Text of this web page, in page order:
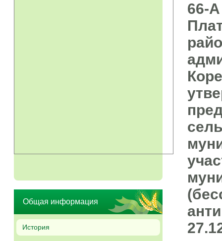
Общая информация
История
66-